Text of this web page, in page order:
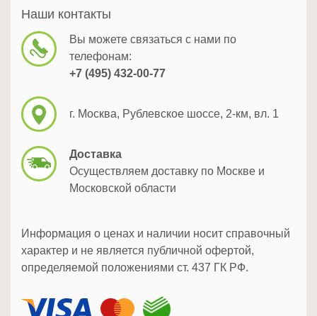
Наши контакты
Вы можете связаться с нами по
телефонам:
+7 (495) 432-00-77
г. Москва, Рублевское шоссе, 2-км, вл. 1
Доставка
Осуществляем доставку по Москве и
Московской области
Информация о ценах и наличии носит справочный
характер и не является публичной офертой,
определяемой положениями ст. 437 ГК РФ.